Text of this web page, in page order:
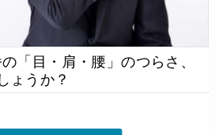
「目・肩・腰」のつらさ、
ょうか？